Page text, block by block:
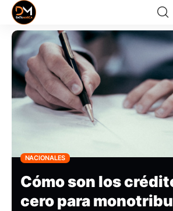
NACIONALES
Cómo son los
cero para